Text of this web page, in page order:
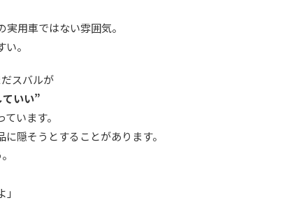
用車ではない雰囲気。
。
スバルが
いい”
います。
隠そうとすることがあります。